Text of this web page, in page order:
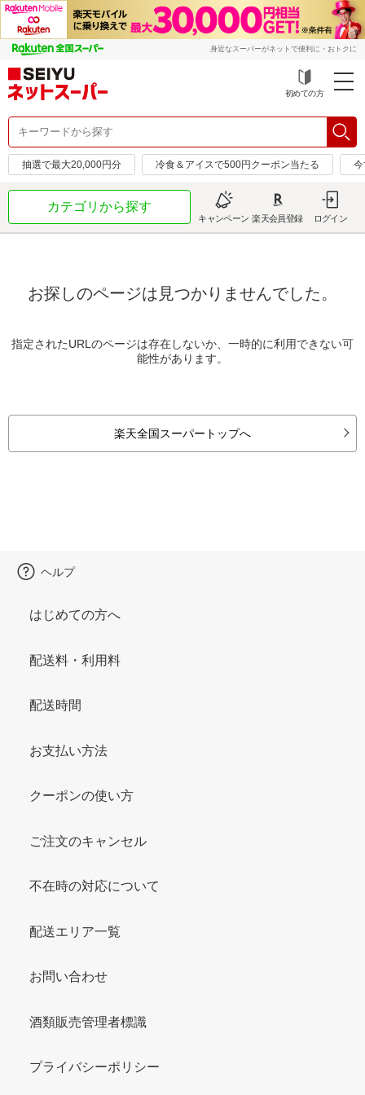
身近なスーパーがネットで便利に・おトクに
初めての方
抽選で最大20,000円分 冷食＆アイスで500円クーポン当たる
カテゴリから探す
キャンペーン 楽天会員登録 ログイン
お探しのページは見つかりませんでした。
指定されたURLのページは存在しないか、一時的に利用できない可
能性があります。
楽天全国スーパートップへ
ヘルプ
はじめての方へ
配送料・利用料
配送時間
お支払い方法
クーポンの使い方
ご注文のキャンセル
不在時の対応について
配送エリア一覧
お問い合わせ
酒類販売管理者標識
プライバシーポリシー